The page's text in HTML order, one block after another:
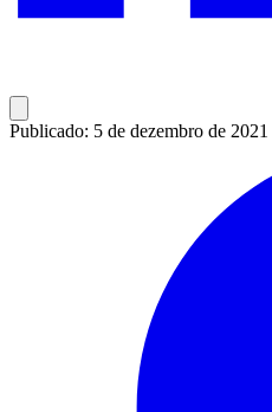
Publicado: 5 de dezembro de 2021